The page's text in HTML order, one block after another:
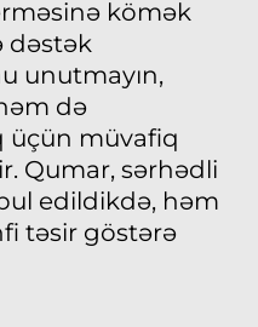
kömək
dəstək
unutmayın,
də
üçün müvafiq
Qumar, sərhədli
edildikdə, həm
təsir göstərə